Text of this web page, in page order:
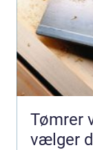
Tømrer
vælger